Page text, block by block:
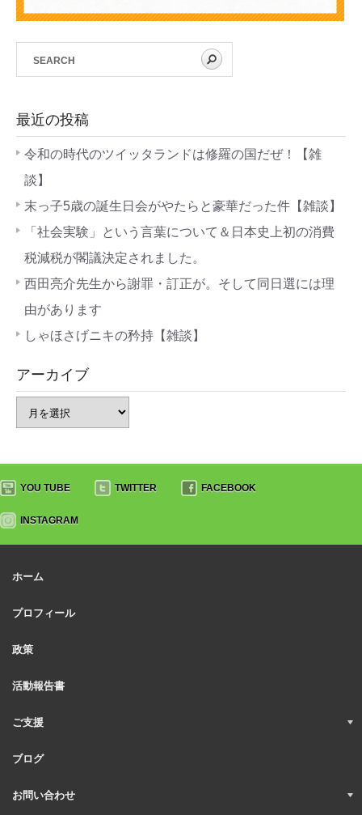
最近の投稿
令和の時代のツイッタランドは修羅の国だぜ！【雑
談】
末っ子5歳の誕生日会がやたらと豪華だった件【雑談】
「社会実験」という言葉について＆日本史上初の消費
税減税が閣議決定されました。
西田亮介先生から謝罪・訂正が。そして同日選には理
由があります
しゃほさげニキの矜持【雑談】
アーカイブ
YOU TUBE TWITTER FACEBOOK
INSTAGRAM
ホーム
プロフィール
政策
活動報告書
ご支援
ブログ
お問い合わせ